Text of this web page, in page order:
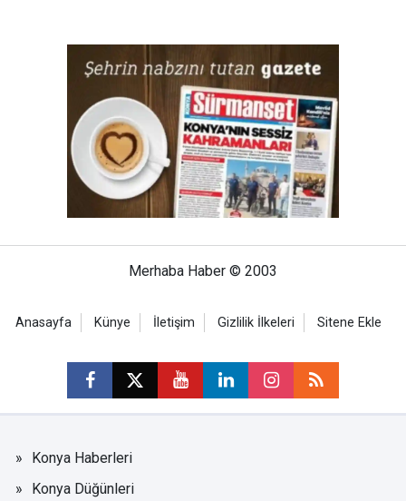
Merhaba Haber © 2003
Anasayfa Künye İletişim Gizlilik İlkeleri Sitene Ekle
Konya Haberleri
Konya Düğünleri